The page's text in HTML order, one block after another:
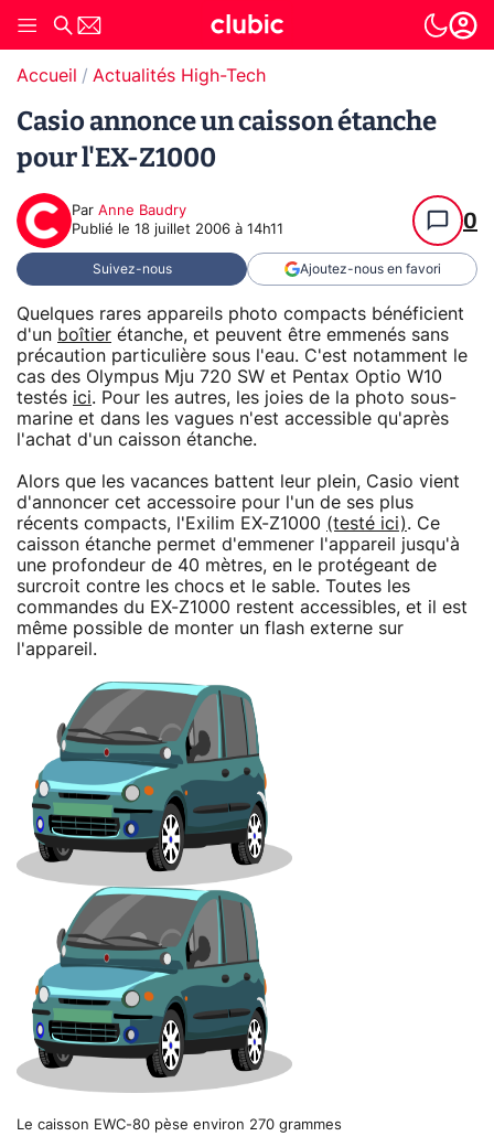
Accueil Actualités High-Tech
Casio annonce un caisson étanche
pour l'EX-Z1000
Par Anne Baudry
Publié le 18 juillet 2006 à 14h11 0
Suivez-nous Ajoutez-nous en favori
Quelques rares appareils photo compacts bénéficient
d'un boîtier étanche, et peuvent être emmenés sans
précaution particulière sous l'eau. C'est notamment le
cas des Olympus Mju 720 SW et Pentax Optio W10
testés ici. Pour les autres, les joies de la photo sous-
marine et dans les vagues n'est accessible qu'après
l'achat d'un caisson étanche.
Alors que les vacances battent leur plein, Casio vient
d'annoncer cet accessoire pour l'un de ses plus
récents compacts, l'Exilim EX-Z1000 (testé ici). Ce
caisson étanche permet d'emmener l'appareil jusqu'à
une profondeur de 40 mètres, en le protégeant de
surcroit contre les chocs et le sable. Toutes les
commandes du EX-Z1000 restent accessibles, et il est
même possible de monter un flash externe sur
l'appareil.
Le caisson EWC-80 pèse environ 270 grammes